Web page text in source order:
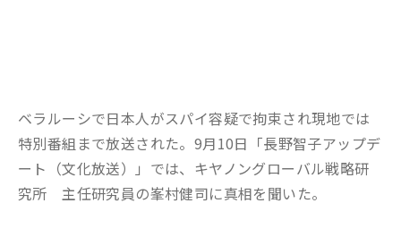
ベラルーシで日本人がスパイ容疑で拘束され現地では
特別番組まで放送された。 9月10日 「長野智子アップデ
ート （文化放送）」 では、 キヤノングローバル戦略研
究所 主任研究員の峯村健司に真相を聞いた。